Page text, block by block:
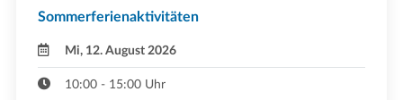
Sommerferienaktivitäten
Mi, 12. August 2026
10:00 - 15:00 Uhr